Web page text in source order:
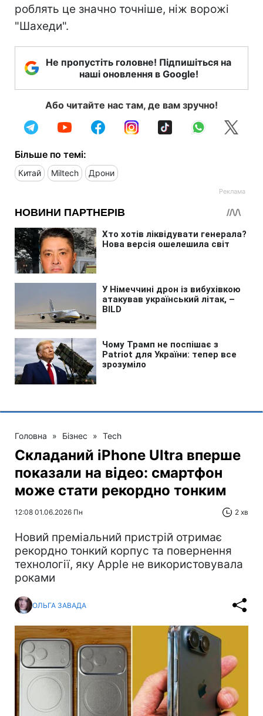
роблять це значно точніше, ніж ворожі
"Шахеди".
Не пропустіть головне! Підпишіться на
наші оновлення в Google!
Або читайте нас там, де вам зручно!
Більше по темі:
Китай Miltech Дрони
Головна » Бізнес » Tech
Складаний iPhone Ultra вперше
показали на відео: смартфон
може стати рекордно тонким
12:08 01.06.2026 Пн 2 хв
Новий преміальний пристрій отримає
рекордно тонкий корпус та повернення
технології, яку Apple не використовувала
роками
ОЛЬГА ЗАВАДА